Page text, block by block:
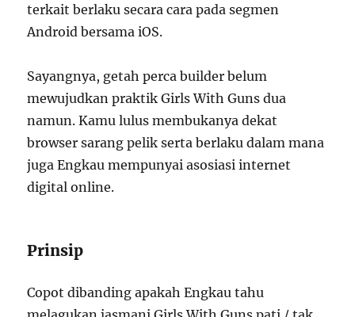
terkait berlaku secara cara pada segmen
Android bersama iOS.
Sayangnya, getah perca builder belum
mewujudkan praktik Girls With Guns dua
namun. Kamu lulus membukanya dekat
browser sarang pelik serta berlaku dalam mana
juga Engkau mempunyai asosiasi internet
digital online.
Prinsip
Copot dibanding apakah Engkau tahu